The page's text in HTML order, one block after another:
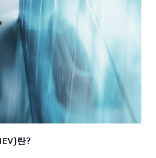
란?